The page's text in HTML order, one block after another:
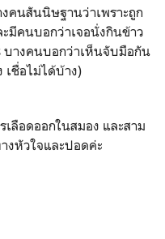
คนสันนิษฐานว่าเพราะถูก
มีคนบอกว่าเจอนั่งกินข้าว
บางคนบอกว่าเห็นจับมือกัน
ชื่อไม่ได้บ้าง)
ลือดออกในสมอง และสาม
งหัวใจและปอดค่ะ